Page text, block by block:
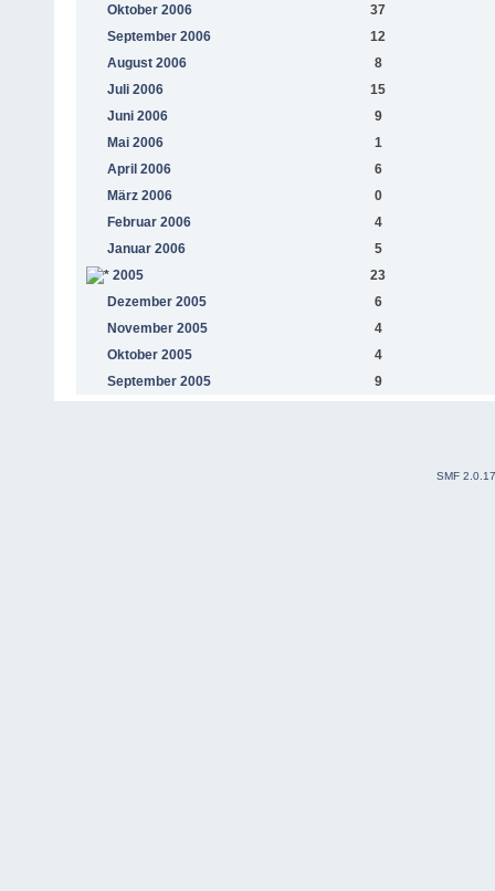
Oktober 2006
37
September 2006
12
August 2006
8
Juli 2006
15
Juni 2006
9
Mai 2006
1
April 2006
6
März 2006
0
Februar 2006
4
Januar 2006
5
2005
23
Dezember 2005
6
November 2005
4
Oktober 2005
4
September 2005
9
SMF 2.0.17